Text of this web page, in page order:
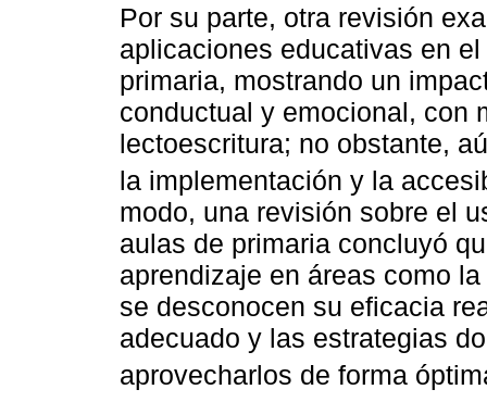
Por su parte, otra revisión
aplicaciones educativas en
primaria, mostrando un
conductual y emocional, con
lectoescritura; no obstante,
la implementación y la
modo, una revisión sobre el
aulas de primaria concluyó
aprendizaje en áreas como
se desconocen su eficacia
adecuado y las estrategias
aprovecharlos de forma